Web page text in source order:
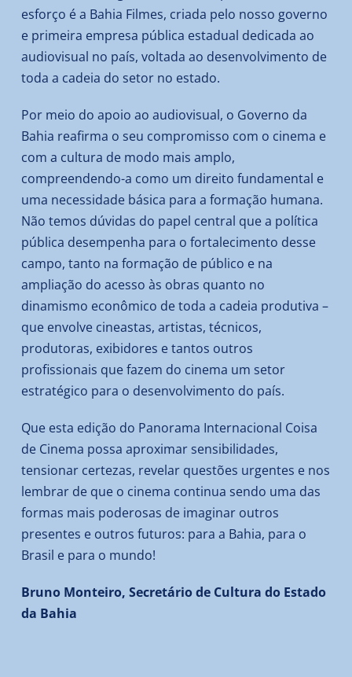
esforço é a Bahia Filmes, criada pelo nosso governo
e primeira empresa pública estadual dedicada ao
audiovisual no país, voltada ao desenvolvimento de
toda a cadeia do setor no estado.
Por meio do apoio ao audiovisual, o Governo da
Bahia reafirma o seu compromisso com o cinema e
com a cultura de modo mais amplo,
compreendendo-a como um direito fundamental e
uma necessidade básica para a formação humana.
Não temos dúvidas do papel central que a política
pública desempenha para o fortalecimento desse
campo, tanto na formação de público e na
ampliação do acesso às obras quanto no
dinamismo econômico de toda a cadeia produtiva –
que envolve cineastas, artistas, técnicos,
produtoras, exibidores e tantos outros
profissionais que fazem do cinema um setor
estratégico para o desenvolvimento do país.
Que esta edição do Panorama Internacional Coisa
de Cinema possa aproximar sensibilidades,
tensionar certezas, revelar questões urgentes e nos
lembrar de que o cinema continua sendo uma das
formas mais poderosas de imaginar outros
presentes e outros futuros: para a Bahia, para o
Brasil e para o mundo!
Bruno Monteiro, Secretário de Cultura do Estado
da Bahia